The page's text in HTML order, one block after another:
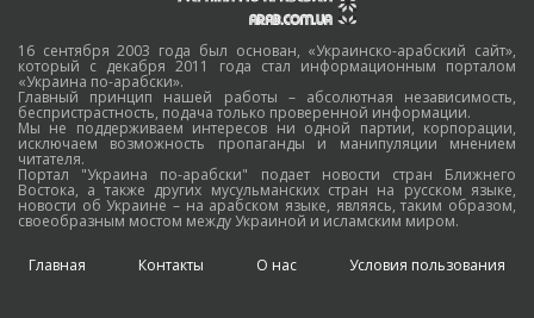
16 сентября 2003 года был основан, «Украинско-арабский сайт»,
который с декабря 2011 года стал информационным порталом
«Украина по-арабски».
Главный принцип нашей работы – абсолютная независимость,
беспристрастность, подача только проверенной информации.
Мы не поддерживаем интересов ни одной партии, корпорации,
исключаем возможность пропаганды и манипуляции мнением
читателя.
Портал "Украина по-арабски" подает новости стран Ближнего
Востока, а также других мусульманских стран на русском языке,
новости об Украине – на арабском языке, являясь, таким образом,
своеобразным мостом между Украиной и исламским миром.
Главная Контакты О нас Условия пользования